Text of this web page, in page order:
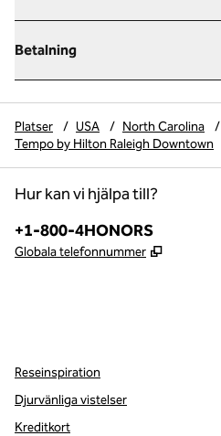
Betalning
Platser / USA / North Carolina /
Tempo by Hilton Raleigh Downtown
Hur kan vi hjälpa till?
Telefon:
+1-800-4HONORS
Globala telefonnummer ,
Reseinspiration
Djurvänliga vistelser
Kreditkort